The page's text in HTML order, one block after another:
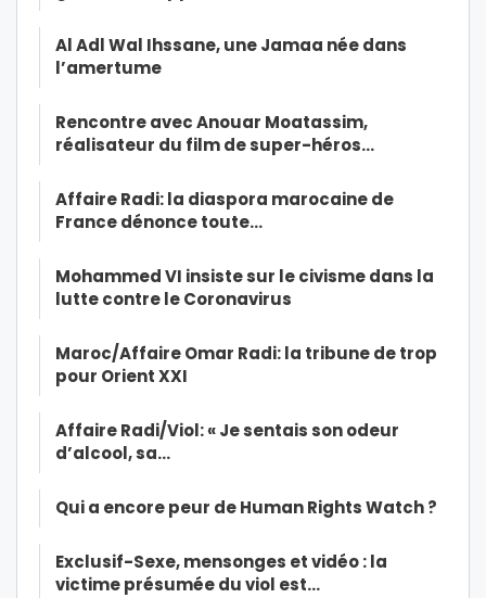
Al Adl Wal Ihssane, une Jamaa née dans
l’amertume
Rencontre avec Anouar Moatassim,
réalisateur du film de super-héros…
Affaire Radi: la diaspora marocaine de
France dénonce toute…
Mohammed VI insiste sur le civisme dans la
lutte contre le Coronavirus
Maroc/Affaire Omar Radi: la tribune de trop
pour Orient XXI
Affaire Radi/Viol: « Je sentais son odeur
d’alcool, sa…
Qui a encore peur de Human Rights Watch ?
Exclusif-Sexe, mensonges et vidéo : la
victime présumée du viol est…